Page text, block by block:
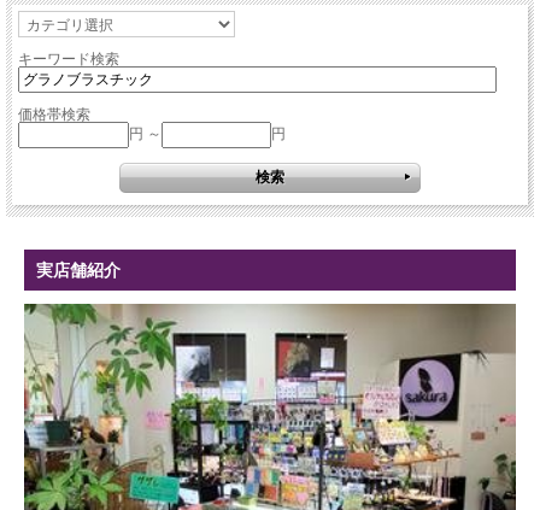
キーワード検索
価格帯検索
円 ～
円
実店舗紹介